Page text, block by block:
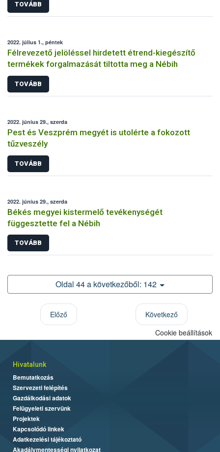
TOVÁBB
2022. július 1., péntek
Félrevezető jelöléssel hirdetett étrend-kiegészítő
termékek forgalmazását tiltotta meg a Nébih
TOVÁBB
2022. június 29., szerda
Pest és Veszprém megyét is utolérte a fokozott
tűzveszély
TOVÁBB
2022. június 29., szerda
Békés megyei kistermelő tevékenységét
függesztette fel a Nébih
TOVÁBB
Oldal 44 a következőből: 142
Előző
Következő
Cookie beállítások
Hivatalunk
Bemutatkozás
Szervezeti felépítés
Gazdálkodási adatok
Felügyeleti szervünk
Projektek
Kapcsolódó linkek
Adatkezelési tájékoztató
Akadálymentességi nyilatkozat